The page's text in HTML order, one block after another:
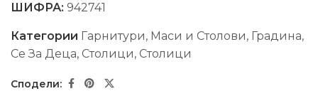
ШИФРА: 942741
Категории Гарнитури, Маси и Столови, Градина,
Се За Деца, Столици, Столици